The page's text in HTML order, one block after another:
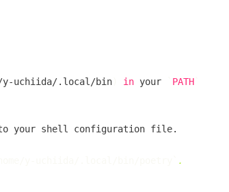
y-uchiida/.local/bin in your PATH
your shell configuration file.
.